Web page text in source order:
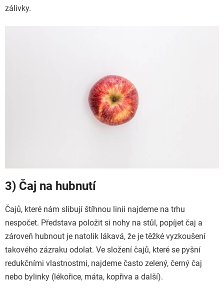
zálivky.
3) Čaj na hubnutí
Čajů, které nám slibují štíhnou linii najdeme na trhu
nespočet. Představa položit si nohy na stůl, popíjet čaj a
zároveň hubnout je natolik lákavá, že je těžké vyzkoušení
takového zázraku odolat. Ve složení čajů, které se pyšní
redukčními vlastnostmi, najdeme často zelený, černý čaj
nebo bylinky (lékořice, máta, kopřiva a další).